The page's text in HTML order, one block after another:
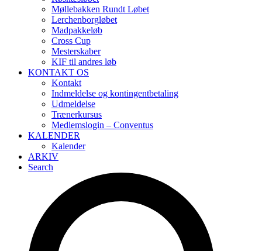
Møllebakken Rundt Løbet
Lerchenborgløbet
Madpakkeløb
Cross Cup
Mesterskaber
KIF til andres løb
KONTAKT OS
Kontakt
Indmeldelse og kontingentbetaling
Udmeldelse
Trænerkursus
Medlemslogin – Conventus
KALENDER
Kalender
ARKIV
Search